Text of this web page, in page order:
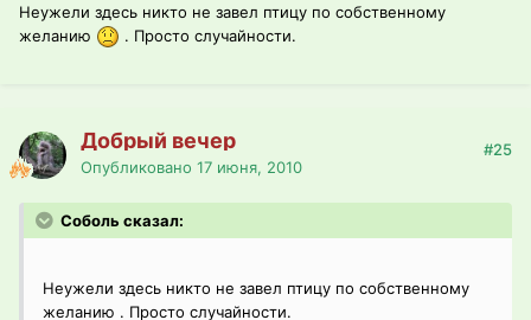
Неужели здесь никто не завел птицу по собственному
желанию
. Просто случайности.
Добрый вечер
Опубликовано 17 июня, 2010
#25
Соболь сказал:
Неужели здесь никто не завел птицу по собственному
желанию . Просто случайности.